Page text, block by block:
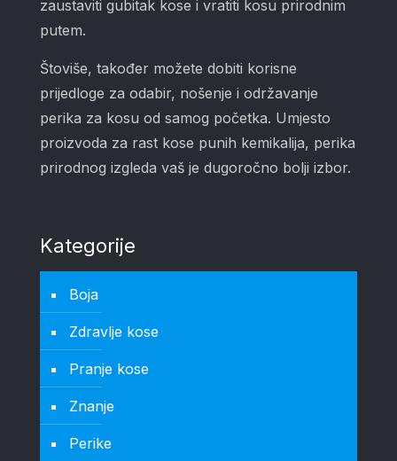
zaustaviti gubitak kose i vratiti kosu prirodnim
putem.
Štoviše, također možete dobiti korisne
prijedloge za odabir, nošenje i održavanje
perika za kosu od samog početka. Umjesto
proizvoda za rast kose punih kemikalija, perika
prirodnog izgleda vaš je dugoročno bolji izbor.
Kategorije
Boja
Zdravlje kose
Pranje kose
Znanje
Perike